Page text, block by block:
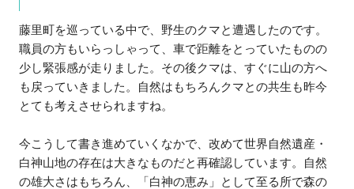
藤里町を巡っている中で、野生のクマと遭遇したのです。
職員の方もいらっしゃって、車で距離をとっていたものの
少し緊張感が走りました。その後クマは、すぐに山の方へ
も戻っていきました。自然はもちろんクマとの共生も昨今
とても考えさせられますね。
今こうして書き進めていくなかで、改めて世界自然遺産・
白神山地の存在は大きなものだと再確認しています。自然
の雄大さはもちろん、「白神の恵み」として至る所で森の